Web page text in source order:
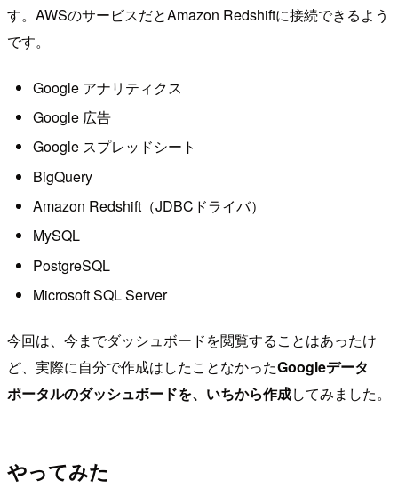
す。AWSのサービスだとAmazon Redshiftに接続できるよう
です。
Google アナリティクス
Google 広告
Google スプレッドシート
BigQuery
Amazon Redshift（JDBCドライバ）
MySQL
PostgreSQL
Microsoft SQL Server
今回は、今までダッシュボードを閲覧することはあったけ
ど、実際に自分で作成はしたことなかったGoogleデータ
ポータルのダッシュボードを、いちから作成してみました。
やってみた